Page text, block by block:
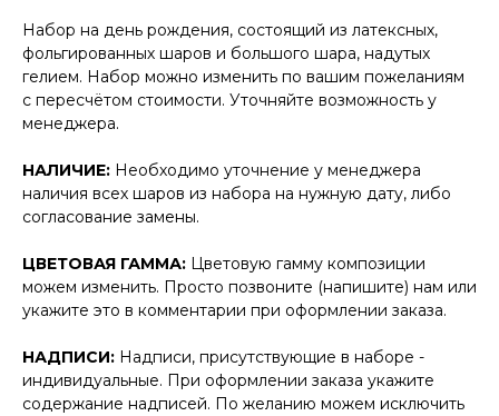
Набор на день рождения, состоящий из латексных,
фольгированных шаров и большого шара, надутых
гелием. Набор можно изменить по вашим пожеланиям
с пересчётом стоимости. Уточняйте возможность у
менеджера.
НАЛИЧИЕ: Необходимо уточнение у менеджера
наличия всех шаров из набора на нужную дату, либо
согласование замены.
ЦВЕТОВАЯ ГАММА: Цветовую гамму композиции
можем изменить. Просто позвоните (напишите) нам или
укажите это в комментарии при оформлении заказа.
НАДПИСИ: Надписи, присутствующие в наборе -
индивидуальные. При оформлении заказа укажите
содержание надписей. По желанию можем исключить